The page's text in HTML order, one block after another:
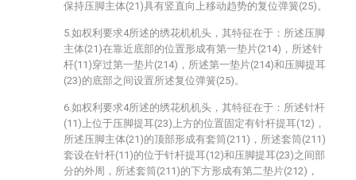
保持压脚主体(21)具有竖直向上移动趋势的复位弹簧(25)。
5.如权利要求4所述的绣花机机头，其特征在于：所述压脚
主体(21)在靠近底部的位置形成有第一垫片(214)，所述针
杆(11)穿过第一垫片(214)，所述第一垫片(214)和压脚提耳
(23)的底部之间设置所述复位弹簧(25)。
6.如权利要求4所述的绣花机机头，其特征在于：所述针杆
(11)上位于压脚提耳(23)上方的位置固定有针杆提耳(12)，
所述压脚主体(21)的顶部形成有套筒(211)，所述套筒(211)
套设在针杆(11)的位于针杆提耳(12)和压脚提耳(23)之间部
分的外周，所述套筒(211)的下方形成有第二垫片(212)，